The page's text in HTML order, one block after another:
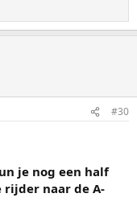
#30
je nog een half
naar de A-